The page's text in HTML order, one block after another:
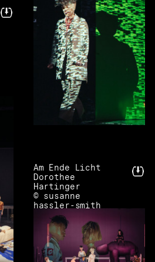
Am Ende Licht
Dorothee
Hartinger
© susanne
hassler-smith